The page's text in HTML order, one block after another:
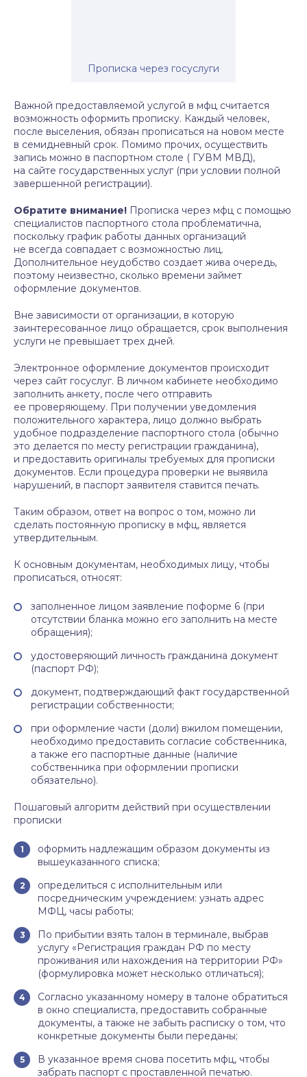
Прописка через госуслуги
Важной предоставляемой услугой в мфц считается
возможность оформить прописку. Каждый человек,
после выселения, обязан прописаться на новом месте
в семидневный срок. Помимо прочих, осуществить
запись можно в паспортном столе ( ГУВМ МВД),
на сайте государственных услуг (при условии полной
завершенной регистрации).
Обратите внимание! Прописка через мфц с помощью
специалистов паспортного стола проблематична,
поскольку график работы данных организаций
не всегда совпадает с возможностью лиц.
Дополнительное неудобство создает жива очередь,
поэтому неизвестно, сколько времени займет
оформление документов.
Вне зависимости от организации, в которую
заинтересованное лицо обращается, срок выполнения
услуги не превышает трех дней.
Электронное оформление документов происходит
через сайт госуслуг. В личном кабинете необходимо
заполнить анкету, после чего отправить
ее проверяющему. При получении уведомления
положительного характера, лицо должно выбрать
удобное подразделение паспортного стола (обычно
это делается по месту регистрации гражданина),
и предоставить оригиналы требуемых для прописки
документов. Если процедура проверки не выявила
нарушений, в паспорт заявителя ставится печать.
Таким образом, ответ на вопрос о том, можно ли
сделать постоянную прописку в мфц, является
утвердительным.
К основным документам, необходимых лицу, чтобы
прописаться, относят:
заполненное лицом заявление поформе 6 (при
отсутствии бланка можно его заполнить на месте
обращения);
удостоверяющий личность гражданина документ
(паспорт РФ);
документ, подтверждающий факт государственной
регистрации собственности;
при оформление части (доли) вжилом помещении,
необходимо предоставить согласие собственника,
а также его паспортные данные (наличие
собственника при оформлении прописки
обязательно).
Пошаговый алгоритм действий при осуществлении
прописки
оформить надлежащим образом документы из
вышеуказанного списка;
определиться с исполнительным или
посредническим учреждением: узнать адрес
МФЦ, часы работы;
По прибытии взять талон в терминале, выбрав
услугу «Регистрация граждан РФ по месту
проживания или нахождения на территории РФ»
(формулировка может несколько отличаться);
Согласно указанному номеру в талоне обратиться
в окно специалиста, предоставить собранные
документы, а также не забыть расписку о том, что
конкретные документы были переданы;
В указанное время снова посетить мфц, чтобы
забрать паспорт с проставленной печатью.